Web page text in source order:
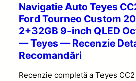
Navigatie Auto Teyes
Ford Tourneo Custom
2+32GB 9-inch QLED
— Teyes — Recenzie
Recomandări
Recenzie completă a Teyes